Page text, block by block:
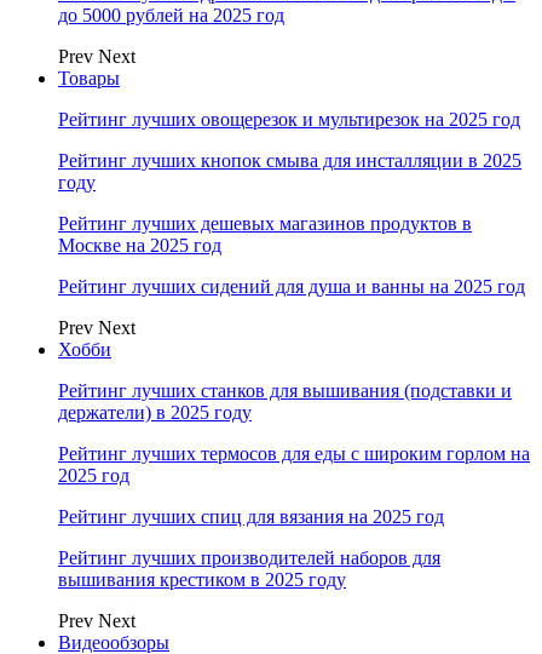
до 5000 рублей на 2025 год
Prev Next
Товары
Рейтинг лучших овощерезок и мультирезок на 2025 год
Рейтинг лучших кнопок смыва для инсталляции в 2025
году
Рейтинг лучших дешевых магазинов продуктов в
Москве на 2025 год
Рейтинг лучших сидений для душа и ванны на 2025 год
Prev Next
Хобби
Рейтинг лучших станков для вышивания (подставки и
держатели) в 2025 году
Рейтинг лучших термосов для еды с широким горлом на
2025 год
Рейтинг лучших спиц для вязания на 2025 год
Рейтинг лучших производителей наборов для
вышивания крестиком в 2025 году
Prev Next
Видеообзоры